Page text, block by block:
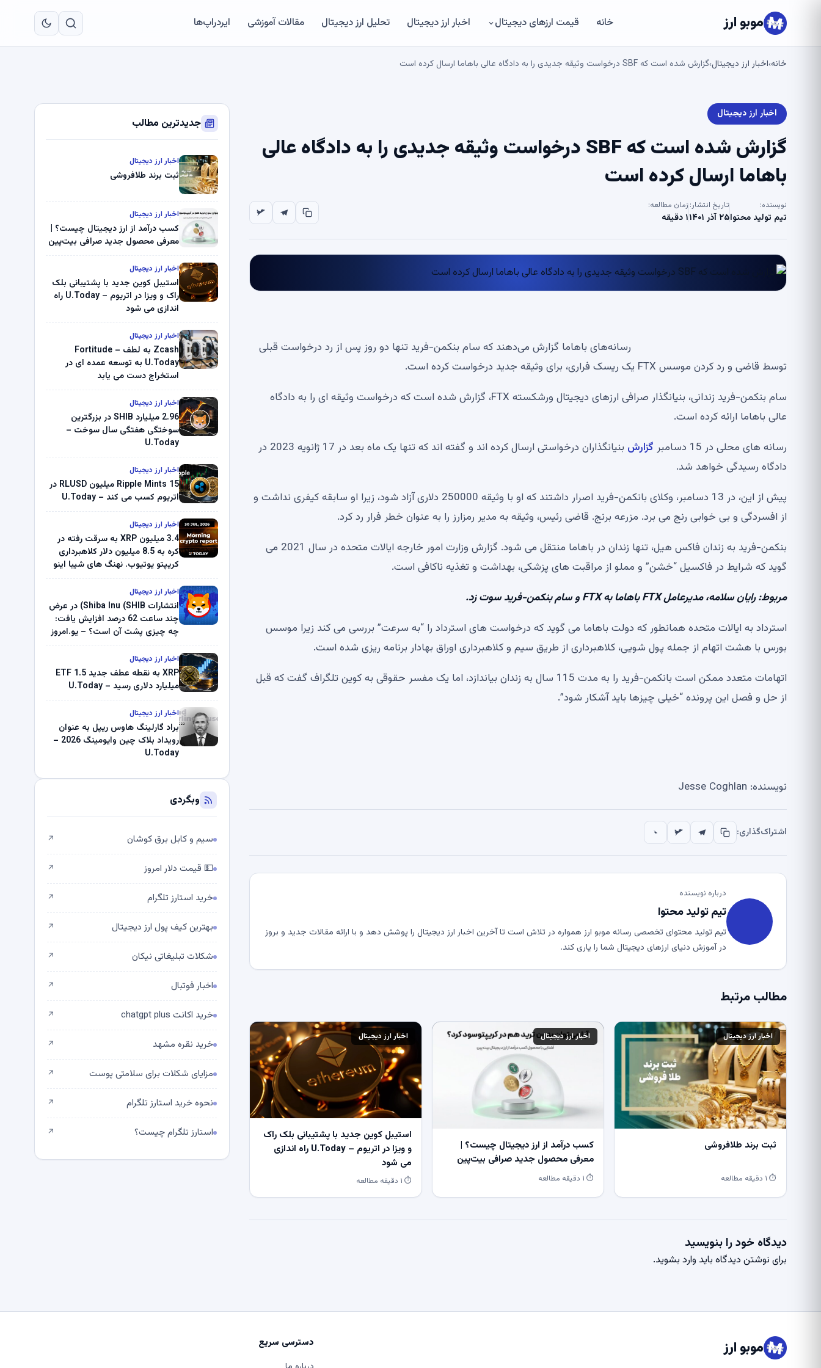
موبو ارز خانه قیمت ارزهای دیجیتال اخبار ارز دیجیتال تحلیل ارز دیجیتال مقالات آموزشی ایردراپ‌ها
خانه›اخبار ارز دیجیتال›گزارش شده است که SBF درخواست وثیقه جدیدی را به دادگاه عالی باهاما ارسال کرده است
اخبار ارز دیجیتال
گزارش شده است که SBF درخواست وثیقه جدیدی را به دادگاه عالی
باهاما ارسال کرده است
نویسنده:
تیم تولید محتوا
تاریخ انتشار:
۲۵ آذر ۱۴۰۱
زمان مطالعه:
۱ دقیقه
رسانه‌های باهاما گزارش می‌دهند که سام بنکمن-فرید تنها دو روز پس از رد درخواست قبلی
توسط قاضی و رد کردن موسس FTX یک ریسک فراری، برای وثیقه جدید درخواست کرده است.
سام بنکمن-فرید زندانی، بنیانگذار صرافی ارزهای دیجیتال ورشکسته FTX، گزارش شده است که درخواست وثیقه ای را به دادگاه
عالی باهاما ارائه کرده است.
رسانه های محلی در 15 دسامبر
گزارش
بنیانگذاران درخواستی ارسال کرده اند و گفته اند که تنها یک ماه بعد در 17 ژانویه 2023 در
دادگاه رسیدگی خواهد شد.
پیش از این، در 13 دسامبر، وکلای بانکمن-فرید اصرار داشتند که او با وثیقه 250000 دلاری آزاد شود، زیرا او سابقه کیفری نداشت و
از افسردگی و بی خوابی رنج می برد. مزرعه برنج. قاضی رئیس، وثیقه به مدیر رمزارز را به عنوان خطر فرار رد کرد.
بنکمن-فرید به زندان فاکس هیل، تنها زندان در باهاما منتقل می شود. گزارش وزارت امور خارجه ایالات متحده در سال 2021 می
گوید که شرایط در فاکسیل “خشن” و مملو از مراقبت های پزشکی، بهداشت و تغذیه ناکافی است.
مربوط:رایان سلامه، مدیرعامل FTX باهاما به FTX و سام بنکمن-فرید سوت زد.
استرداد به ایالات متحده همانطور که دولت باهاما می گوید که درخواست های استرداد را “به سرعت” بررسی می کند زیرا موسس
بورس با هشت اتهام از جمله پول شویی، کلاهبرداری از طریق سیم و کلاهبرداری اوراق بهادار برنامه ریزی شده است.
اتهامات متعدد ممکن است بانکمن-فرید را به مدت 115 سال به زندان بیاندازد، اما یک مفسر حقوقی به کوین تلگراف گفت که قبل
از حل و فصل این پرونده “خیلی چیزها باید آشکار شود”.
نویسنده: Jesse Coghlan
اشتراک‌گذاری:
درباره نویسنده
تیم تولید محتوا
تیم تولید محتوای تخصصی رسانه موبو ارز همواره در تلاش است تا آخرین اخبار ارز دیجیتال را پوشش دهد و با ارائه مقالات جدید و بروز
در آموزش دنیای ارزهای دیجیتال شما را یاری کند.
مطالب مرتبط
اخبار ارز دیجیتال
ثبت برند طلافروشی
⏱ ۱ دقیقه مطالعه
اخبار ارز دیجیتال
کسب درآمد از ارز دیجیتال چیست؟ |
معرفی محصول جدید صرافی بیت‌پین
⏱ ۱ دقیقه مطالعه
اخبار ارز دیجیتال
استیبل کوین جدید با پشتیبانی بلک راک
و ویزا در اتریوم – U.Today راه اندازی
می شود
⏱ ۱ دقیقه مطالعه
دیدگاه خود را بنویسید
برای نوشتن دیدگاه باید وارد بشوید.
جدیدترین مطالب
اخبار ارز دیجیتال
ثبت برند طلافروشی
اخبار ارز دیجیتال
کسب درآمد از ارز دیجیتال چیست؟ |
معرفی محصول جدید صرافی بیت‌پین
اخبار ارز دیجیتال
استیبل کوین جدید با پشتیبانی بلک
راک و ویزا در اتریوم – U.Today راه
اندازی می شود
اخبار ارز دیجیتال
Zcash به لطف Fortitude –
U.Today به توسعه عمده ای در
استخراج دست می یابد
اخبار ارز دیجیتال
2.96 میلیارد SHIB در بزرگترین
سوختگی هفتگی سال سوخت –
U.Today
اخبار ارز دیجیتال
Ripple Mints 15 میلیون RLUSD در
اتریوم کسب می کند – U.Today
اخبار ارز دیجیتال
3.4 میلیون XRP به سرقت رفته در
کره به 8.5 میلیون دلار کلاهبرداری
کریپتو یوتیوب. نهنگ های شیبا اینو
میلیون دلار U-Turn در بیت کوین را
ثبت کرد – گزارش کریپتو صبح –
U.Today
اخبار ارز دیجیتال
انتشارات Shiba Inu (SHIB) در عرض
چند ساعت 62 درصد افزایش یافت:
چه چیزی پشت آن است؟ – یو.امروز
اخبار ارز دیجیتال
XRP به نقطه عطف جدید ETF 1.5
میلیارد دلاری رسید – U.Today
اخبار ارز دیجیتال
براد گارلینگ هاوس ریپل به عنوان
رویداد بلاک چین وایومینگ 2026 –
U.Today
وبگردی
سیم و کابل برق کوشان ↗
💵 قیمت دلار امروز ↗
خرید استارز تلگرام ↗
بهترین کیف پول ارز دیجیتال ↗
شکلات تبلیغاتی نیکان ↗
اخبار فوتبال ↗
خرید اکانت chatgpt plus ↗
خرید نقره مشهد ↗
مزایای شکلات برای سلامتی پوست ↗
نحوه خرید استارز تلگرام ↗
استارز تلگرام چیست؟ ↗
موبو ارز دسترسی سریع